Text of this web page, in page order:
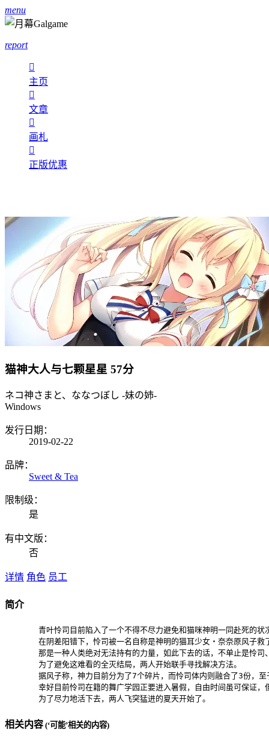
menu
report

主页

文章

画札

正版优惠
猫神大人与七颗星星 57分
ネコ神さまと、ななつぼし -妹の姉-
Windows
发行日期：
2019-02-22
品牌：
Sweet & Tea
限制级：
是
有中文版：
否
详情 角色 员工
简介
青叶怜司目前陷入了一个不得不尽力避免和猫咪神明一同赴死的状
在阴差阳错下，怜司被一名自称是神明的猫耳少女・奈奈原风子救
那是一种人类绝对无法持有的力量，如此下去的话，不单止是怜司
       为了避免这难看的全灭结局，两人开始联手寻找解决方法。
据风子称，神力目前分为了7个碎片，而怜司体内则融合了3份，
幸好目前怜司在籍的舞广学园正要进入暑假，自由时间虽可保证，
       为了尽力地活下去，两人飞突猛进的夏天开始了。
相关内容 (‘可能’相关的内容)